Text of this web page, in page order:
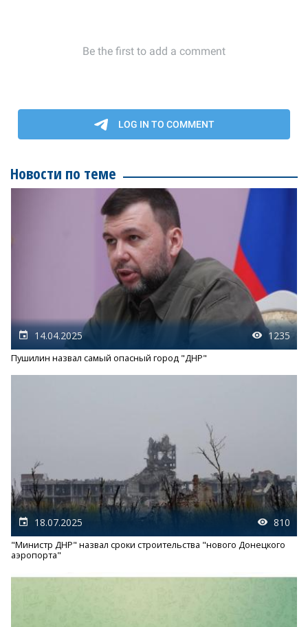
Новости по теме
14.04.2025 1235
Пушилин назвал самый опасный город "ДНР"
18.07.2025 810
"Министр ДНР" назвал сроки строительства "нового Донецкого
аэропорта"